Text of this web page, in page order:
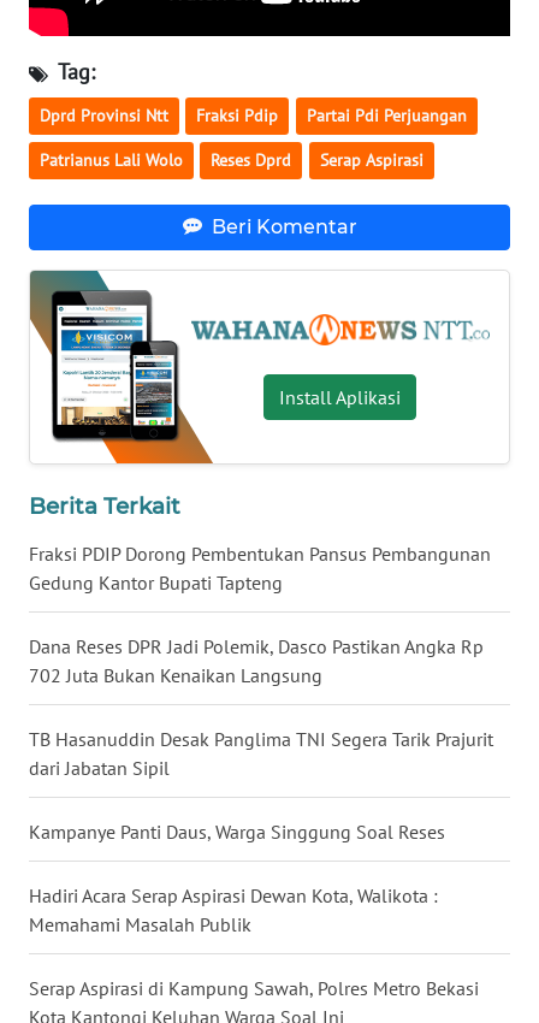
Tag:
Dprd Provinsi Ntt Fraksi Pdip Partai Pdi Perjuangan
Patrianus Lali Wolo Reses Dprd Serap Aspirasi
Beri Komentar
Install Aplikasi
Berita Terkait
Fraksi PDIP Dorong Pembentukan Pansus Pembangunan
Gedung Kantor Bupati Tapteng
Dana Reses DPR Jadi Polemik, Dasco Pastikan Angka Rp
702 Juta Bukan Kenaikan Langsung
TB Hasanuddin Desak Panglima TNI Segera Tarik Prajurit
dari Jabatan Sipil
Kampanye Panti Daus, Warga Singgung Soal Reses
Hadiri Acara Serap Aspirasi Dewan Kota, Walikota :
Memahami Masalah Publik
Serap Aspirasi di Kampung Sawah, Polres Metro Bekasi
Kota Kantongi Keluhan Warga Soal Ini
WN
JATENG
WN
NUSANTARA
JATIM
WN
BALI
WN
KALTENG
WN
KALTARA
KALSEL
KALTIM
WN
SULSEL
WN
GORONTALO